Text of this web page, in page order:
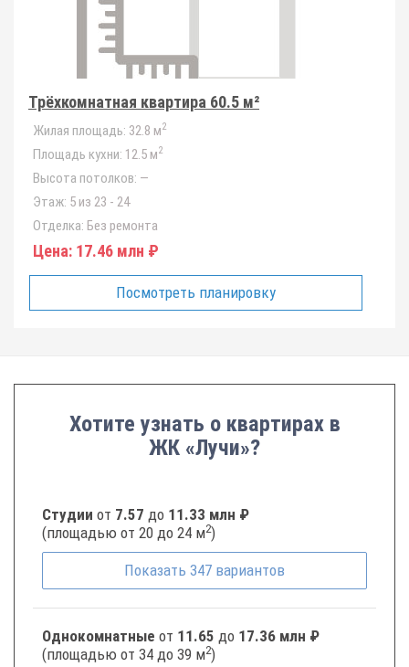
Трёхкомнатная квартира 60.5 м²
Жилая площадь: 32.8 м2
Площадь кухни: 12.5 м2
Высота потолков: —
Этаж: 5 из 23 - 24
Отделка: Без ремонта
Цена: 17.46 млн ₽
Посмотреть планировку
Хотите узнать о квартирах в
ЖК «Лучи»?
Студии от 7.57 до 11.33 млн ₽
(площадью от 20 до 24 м2)
Показать 347 вариантов
Однокомнатные от 11.65 до 17.36 млн ₽
(площадью от 34 до 39 м2)